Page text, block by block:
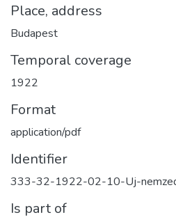
Place, address
Budapest
Temporal coverage
1922
Format
application/pdf
Identifier
333-32-1922-02-10-Uj-
Is part of